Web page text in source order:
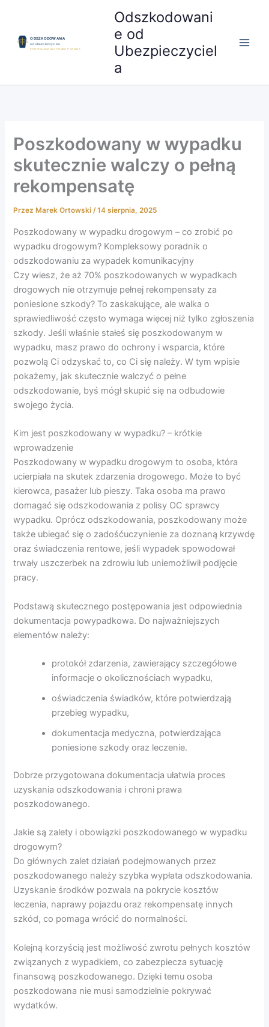
treści
Odszkodowani
e od
Ubezpieczyciel
a
Poszkodowany w wypadku
skutecznie walczy o pełną
rekompensatę
Przez Marek Ortowski/14 sierpnia, 2025
Poszkodowany w wypadku drogowym – co zrobić po
wypadku drogowym? Kompleksowy poradnik o
odszkodowaniu za wypadek komunikacyjny
Czy wiesz, że aż 70% poszkodowanych w wypadkach
drogowych nie otrzymuje pełnej rekompensaty za
poniesione szkody? To zaskakujące, ale walka o
sprawiedliwość często wymaga więcej niż tylko zgłoszenia
szkody. Jeśli właśnie stałeś się poszkodowanym w
wypadku, masz prawo do ochrony i wsparcia, które
pozwolą Ci odzyskać to, co Ci się należy. W tym wpisie
pokażemy, jak skutecznie walczyć o pełne
odszkodowanie, byś mógł skupić się na odbudowie
swojego życia.
Kim jest poszkodowany w wypadku? – krótkie
wprowadzenie
Poszkodowany w wypadku drogowym to osoba, która
ucierpiała na skutek zdarzenia drogowego. Może to być
kierowca, pasażer lub pieszy. Taka osoba ma prawo
domagać się odszkodowania z polisy OC sprawcy
wypadku. Oprócz odszkodowania, poszkodowany może
także ubiegać się o zadośćuczynienie za doznaną krzywdę
oraz świadczenia rentowe, jeśli wypadek spowodował
trwały uszczerbek na zdrowiu lub uniemożliwił podjęcie
pracy.
Podstawą skutecznego postępowania jest odpowiednia
dokumentacja powypadkowa. Do najważniejszych
elementów należy:
protokół zdarzenia, zawierający szczegółowe
informacje o okolicznościach wypadku,
oświadczenia świadków, które potwierdzają
przebieg wypadku,
dokumentacja medyczna, potwierdzająca
poniesione szkody oraz leczenie.
Dobrze przygotowana dokumentacja ułatwia proces
uzyskania odszkodowania i chroni prawa
poszkodowanego.
Jakie są zalety i obowiązki poszkodowanego w wypadku
drogowym?
Do głównych zalet działań podejmowanych przez
poszkodowanego należy szybka wypłata odszkodowania.
Uzyskanie środków pozwala na pokrycie kosztów
leczenia, naprawy pojazdu oraz rekompensatę innych
szkód, co pomaga wrócić do normalności.
Kolejną korzyścią jest możliwość zwrotu pełnych kosztów
związanych z wypadkiem, co zabezpiecza sytuację
finansową poszkodowanego. Dzięki temu osoba
poszkodowana nie musi samodzielnie pokrywać
wydatków.